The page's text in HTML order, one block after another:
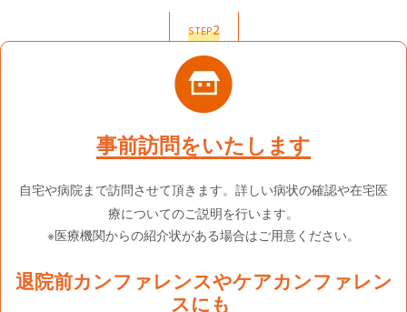
STEP2
事前訪問をいたします
自宅や病院まで訪問させて頂きます。詳しい病状の確認や在宅医
療についてのご説明を行います。
※医療機関からの紹介状がある場合はご用意ください。
退院前カンファレンスやケアカンファレン
スにも